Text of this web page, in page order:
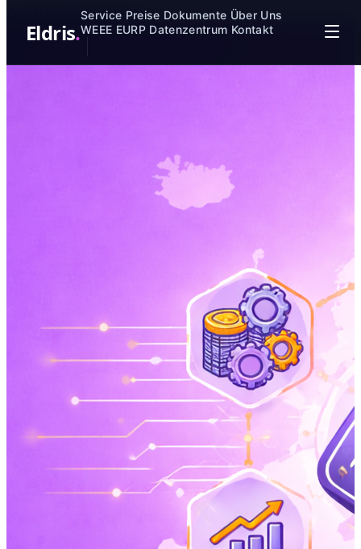
Zum Hauptinhalt springen
Eldris.
Service Preise Dokumente Über Uns
WEEE EURP Datenzentrum Kontakt